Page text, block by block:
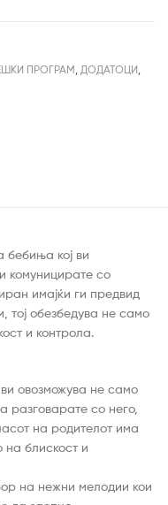
ПРОГРАМ ДОДАТОЦИ
бебиња кој ви
комуницирате со
имајќи ги предвид
тој обезбедува не само
и контрола.
овозможува не само
разговарате со него,
на родителот има
на блискост и
на нежни мелодии кои